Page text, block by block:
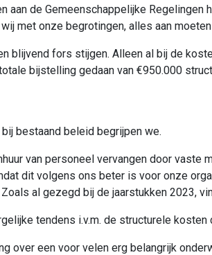
aan de Gemeenschappelijke
met onze begrotingen, alles aan
blijvend fors stijgen. Alleen al bij de
bijstelling gedaan van €950.000
bestaand beleid begrijpen we.
van personeel vervangen door
dit volgens ons beter is voor onze
al gezegd bij de jaarstukken 2023,
tendens i.v.m. de structurele kosten
over een voor velen erg belangrijk